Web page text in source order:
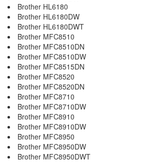
Brother HL6180
Brother HL6180DW
Brother HL6180DWT
Brother MFC8510
Brother MFC8510DN
Brother MFC8510DW
Brother MFC8515DN
Brother MFC8520
Brother MFC8520DN
Brother MFC8710
Brother MFC8710DW
Brother MFC8910
Brother MFC8910DW
Brother MFC8950
Brother MFC8950DW
Brother MFC8950DWT